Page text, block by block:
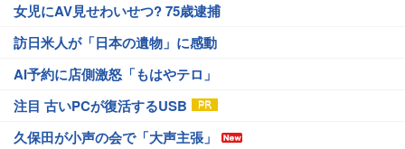
女児にAV見せわいせつ? 75歳逮捕
訪日米人が「日本の遺物」に感動
AI予約に店側激怒「もはやテロ」
注目 古いPCが復活するUSB
久保田が小声の会で「大声主張」